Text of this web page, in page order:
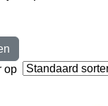
op